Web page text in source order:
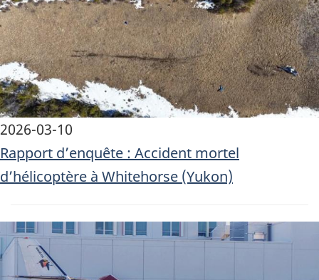
2026-03-10
Rapport d’enquête : Accident mortel
d’hélicoptère à Whitehorse (Yukon)
Image